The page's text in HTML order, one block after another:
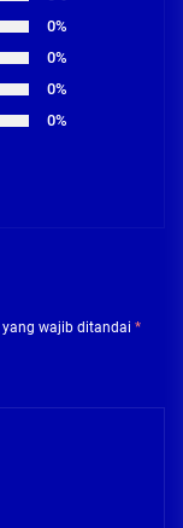
0%
0%
0%
0%
yang wajib ditandai *